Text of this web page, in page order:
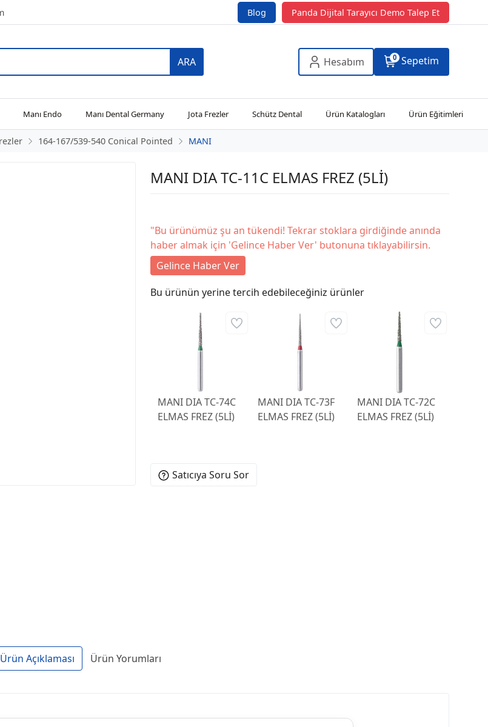
Blog Panda Dijital Tarayıcı Demo Talep Et
ARA Hesabım 0 Sepetim
Manı Endo Manı Dental Germany Jota Frezler Schütz Dental Ürün Katalogları Ürün Eğitimleri
164-167/539-540 Conical Pointed MANI
MANI DIA TC-11C ELMAS FREZ (5Lİ)
"Bu ürünümüz şu an tükendi! Tekrar stoklara girdiğinde anında
haber almak için 'Gelince Haber Ver' butonuna tıklayabilirsin.
Gelince Haber Ver
Bu ürünün yerine tercih edebileceğiniz ürünler
MANI DIA TC-74C
ELMAS FREZ (5Lİ)
MANI DIA TC-73F
ELMAS FREZ (5Lİ)
MANI DIA TC-72C
ELMAS FREZ (5Lİ)
Satıcıya Soru Sor
Ürün Açıklaması Ürün Yorumları